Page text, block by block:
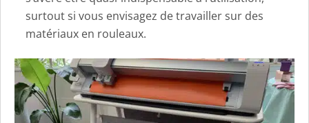
surtout si vous envisagez de travailler sur des
matériaux en rouleaux.